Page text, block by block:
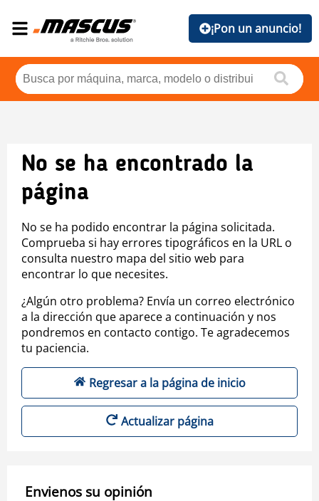
¡Pon un anuncio!
No se ha encontrado la
página
No se ha podido encontrar la página solicitada.
Comprueba si hay errores tipográficos en la URL o
consulta nuestro mapa del sitio web para
encontrar lo que necesites.
¿Algún otro problema? Envía un correo electrónico
a la dirección que aparece a continuación y nos
pondremos en contacto contigo. Te agradecemos
tu paciencia.
Regresar a la página de inicio
Actualizar página
Envienos su opinión